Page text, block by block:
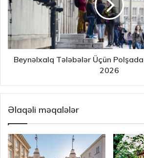
Beynəlxalq Tələbələr Üçün
2026
Əlaqəli məqalələr